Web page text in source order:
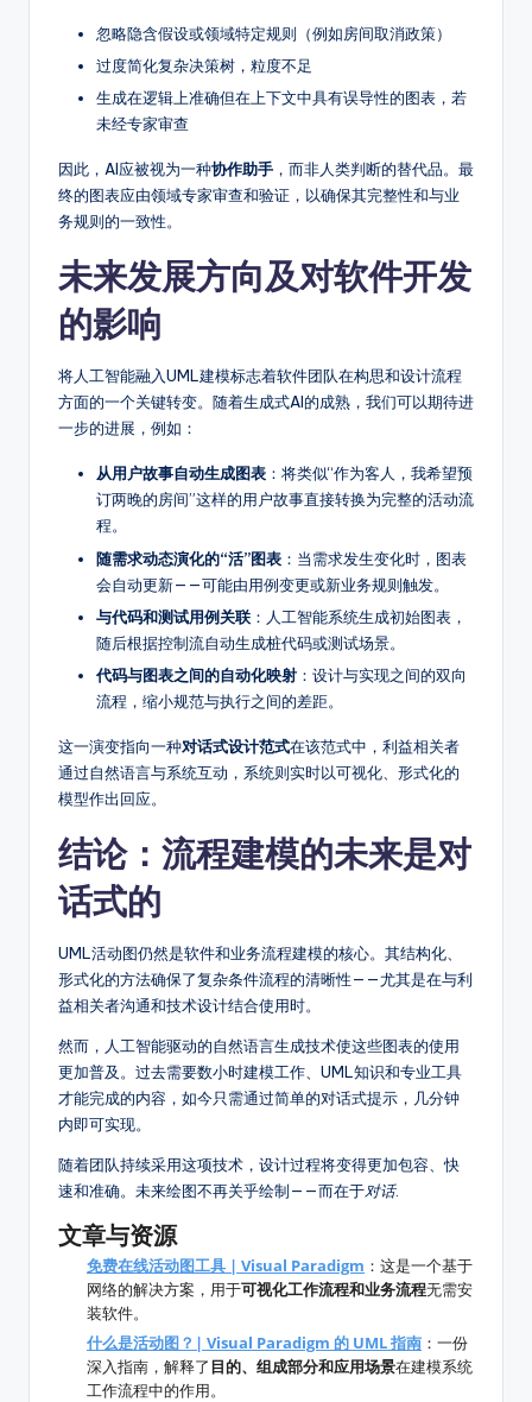
忽略隐含假设或领域特定规则（例如房间取消政策）
过度简化复杂决策树，粒度不足
生成在逻辑上准确但在上下文中具有误导性的图表，若
未经专家审查
因此，AI应被视为一种协作助手 ，而非人类判断的替代品。最
终的图表应由领域专家审查和验证，以确保其完整性和与业
务规则的一致性。
未来发展方向及对软件开发
的影响
将人工智能融入UML建模标志着软件团队在构思和设计流程
方面的一个关键转变。随着生成式AI的成熟，我们可以期待进
一步的进展，例如：
从用户故事自动生成图表 ：将类似“作为客人，我希望预
订两晚的房间”这样的用户故事直接转换为完整的活动流
程。
随需求动态演化的“活”图表 ：当需求发生变化时，图表
会自动更新——可能由用例变更或新业务规则触发。
与代码和测试用例关联 ：人工智能系统生成初始图表，
随后根据控制流自动生成桩代码或测试场景。
代码与图表之间的自动化映射 ：设计与实现之间的双向
流程，缩小规范与执行之间的差距。
这一演变指向一种对话式设计范式在该范式中，利益相关者
通过自然语言与系统互动，系统则实时以可视化、形式化的
模型作出回应。
结论：流程建模的未来是对
话式的
UML活动图仍然是软件和业务流程建模的核心。其结构化、
形式化的方法确保了复杂条件流程的清晰性——尤其是在与利
益相关者沟通和技术设计结合使用时。
然而，人工智能驱动的自然语言生成技术使这些图表的使用
更加普及。过去需要数小时建模工作、UML知识和专业工具
才能完成的内容，如今只需通过简单的对话式提示，几分钟
内即可实现。
随着团队持续采用这项技术，设计过程将变得更加包容、快
速和准确。未来绘图不再关乎绘制——而在于对话.
文章与资源
免费在线活动图工具 | Visual Paradigm ：这是一个基于
网络的解决方案，用于可视化工作流程和业务流程无需安
装软件。
什么是活动图？| Visual Paradigm 的 UML 指南 ：一份
深入指南，解释了目的、组成部分和应用场景在建模系统
工作流程中的作用。